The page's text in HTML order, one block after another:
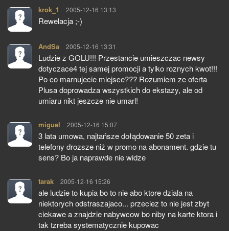
krok_1 pisze:
2005-12-16 13:13
Rewelacja ;-)
AndSa pisze:
2005-12-16 13:31
Ludzie z GOLU!!! Przestancie umieszczac newsy
dotyczace4 tej samej promocji a tylko roznych kwot!!!
Po co marnujecie miejsce??? Rozumiem ze oferta
Plusa doprowadza wszystkich do ekstazy, ale od
umiaru nikt jeszcze nie umarl!
miguel pisze:
2005-12-16 15:07
3 lata umowa, najtańsze dołądowanie 50 zeta i
telefony drozsze niż w promo na abonament. gdzie tu
sens? Bo ja naprawde nie widze
tarak pisze:
2005-12-16 15:26
ale ludzie to kupia bo to nie abo ktore dziala na
niektorych odstraszajaco... przeciez to nie jest zbyt
ciekawe a znajdzie nabywcow bo niby na karte ktora i
tak tzreba systematycznie kupowac